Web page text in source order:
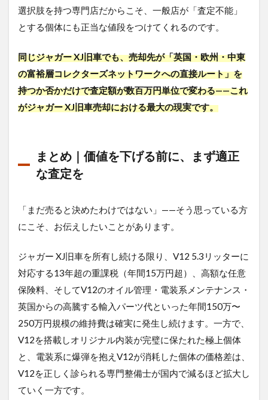
選択肢を持つ専門店だからこそ、一般店が「査定不能」
とする個体にも正当な値段をつけてくれるのです。
同じジャガー XJ旧車でも、売却先が「英国・欧州・中東
の富裕層コレクターズネットワークへの直接ルート」を
持つか否かだけで査定額が数百万円単位で変わる——これ
がジャガー XJ旧車売却における最大の現実です。
まとめ｜価値を下げる前に、まず適正
な査定を
「まだ売ると決めたわけではない」——そう思っている方
にこそ、お伝えしたいことがあります。
ジャガー XJ旧車を所有し続ける限り、V12 5.3リッターに
対応する13年超の重課税（年間15万円超）、高額な任意
保険料、そしてV12のオイル管理・電装系メンテナンス・
英国からの高騰する輸入パーツ代といった年間150万〜
250万円規模の維持費は確実に発生し続けます。一方で、
V12を搭載しオリジナル内装が完璧に保たれた極上個体
と、電装系に爆弾を抱えV12が消耗した個体の価格差は、
V12を正しく診られる専門整備士が国内で減るほど拡大し
ていく一方です。